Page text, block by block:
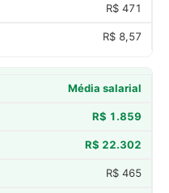
R$ 471
R$ 8,57
Média salarial
R$ 1.859
R$ 22.302
R$ 465